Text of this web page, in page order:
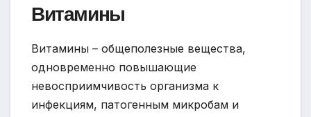
Витамины
Витамины – общеполезные вещества,
одновременно повышающие
невосприимчивость организма к
инфекциям, патогенным микробам и